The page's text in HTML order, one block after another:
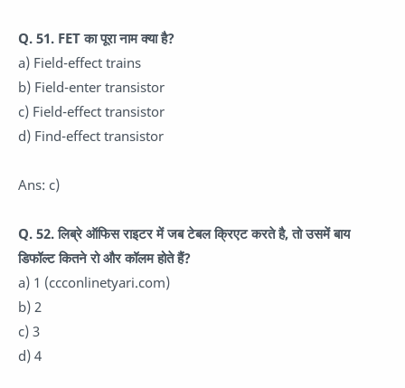
Q. 51. FET का पूरा नाम क्या है?
a) Field-effect trains
b) Field-enter transistor
c) Field-effect transistor
d) Find-effect transistor
Ans: c)
Q. 52. लिब्रे ऑफिस राइटर में जब टेबल क्रिएट करते है, तो उसमें बाय
डिफॉल्ट कितने रो और कॉलम होते हैं?
a) 1 (ccconlinetyari.com)
b) 2
c) 3
d) 4